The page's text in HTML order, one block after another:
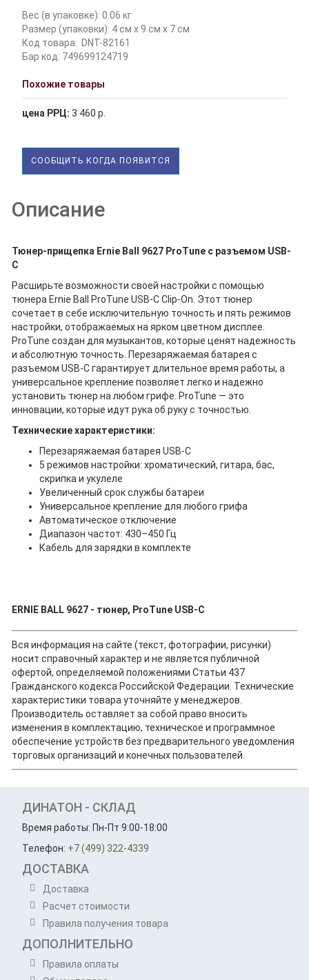
Вес (в упаковке): 0.06 кг
Размер (упаковки): 4 см x 9 см x 7 см
Код товара: DNT-82161
Бар код: 749699124719
Похожие товары
цена РРЦ: 3 460 р.
СООБЩИТЬ КОГДА ПОЯВИТСЯ
Описание
Тюнер-прищепка Ernie Ball 9627 ProTune с разъемом USB-
C
Расширьте возможности своей настройки с помощью
тюнера Ernie Ball ProTune USB-C Clip-On. Этот тюнер
сочетает в себе исключительную точность и пять режимов
настройки, отображаемых на ярком цветном дисплее.
ProTune создан для музыкантов, которые ценят надежность
и абсолютную точность. Перезаряжаемая батарея с
разъемом USB-C гарантирует длительное время работы, а
универсальное крепление позволяет легко и надежно
установить тюнер на любом грифе. ProTune — это
инновации, которые идут рука об руку с точностью.
Технические характеристики:
Перезаряжаемая батарея USB-C
5 режимов настройки: хроматический, гитара, бас,
скрипка и укулеле
Увеличенный срок службы батареи
Универсальное крепление для любого грифа
Автоматическое отключение
Диапазон частот: 430–450 Гц
Кабель для зарядки в комплекте
ERNIE BALL 9627 - тюнер, ProTune USB-C
Вся информация на сайте (текст, фотографии, рисунки)
носит справочный характер и не является публичной
офертой, определяемой положениями Статьи 437
Гражданского кодекса Российской Федерации. Технические
характеристики товара уточняйте у менеджеров.
Производитель оставляет за собой право вносить
изменения в комплектацию, техническое и программное
обеспечение устройств без предварительного уведомления
торговых организаций и конечных пользователей.
ДИНАТОН - СКЛАД
Время работы: Пн-Пт 9:00-18:00
Телефон: +7 (499) 322-4339
ДОСТАВКА
Доставка
Расчет стоимости
Правила получения товара
ДОПОЛНИТЕЛЬНО
Правила оплаты